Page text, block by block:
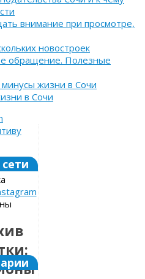
внимание при просмотре,
новостроек
обращение. Полезные
жизни в Сочи
в Сочи